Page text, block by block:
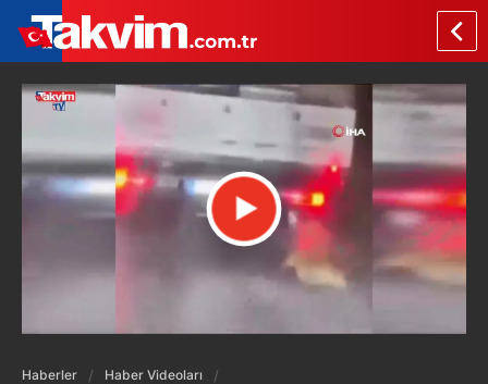
Haberler
Haber Videoları